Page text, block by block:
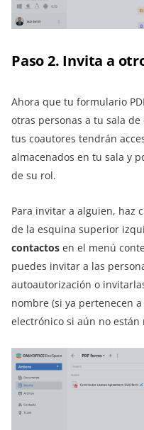
Paso 2. Invita a
Ahora que tu formulario
otras personas a tu sala
tus coautores tendrán
almacenados en tu sala y
de su rol.
Para invitar a alguien, haz
de la esquina superior
contactos en el menú
puedes invitar a las
autoautorización o
nombre (si ya pertenecen
electrónico si aún no están